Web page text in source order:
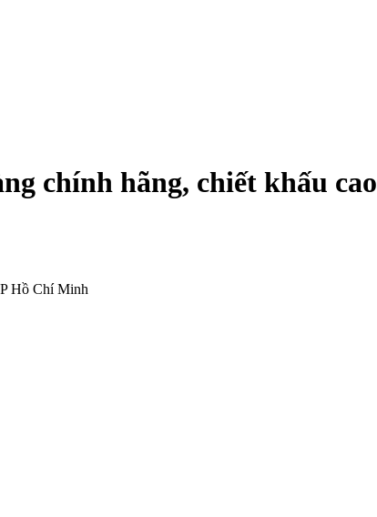
chính hãng, chiết khấu cao
Hồ Chí Minh